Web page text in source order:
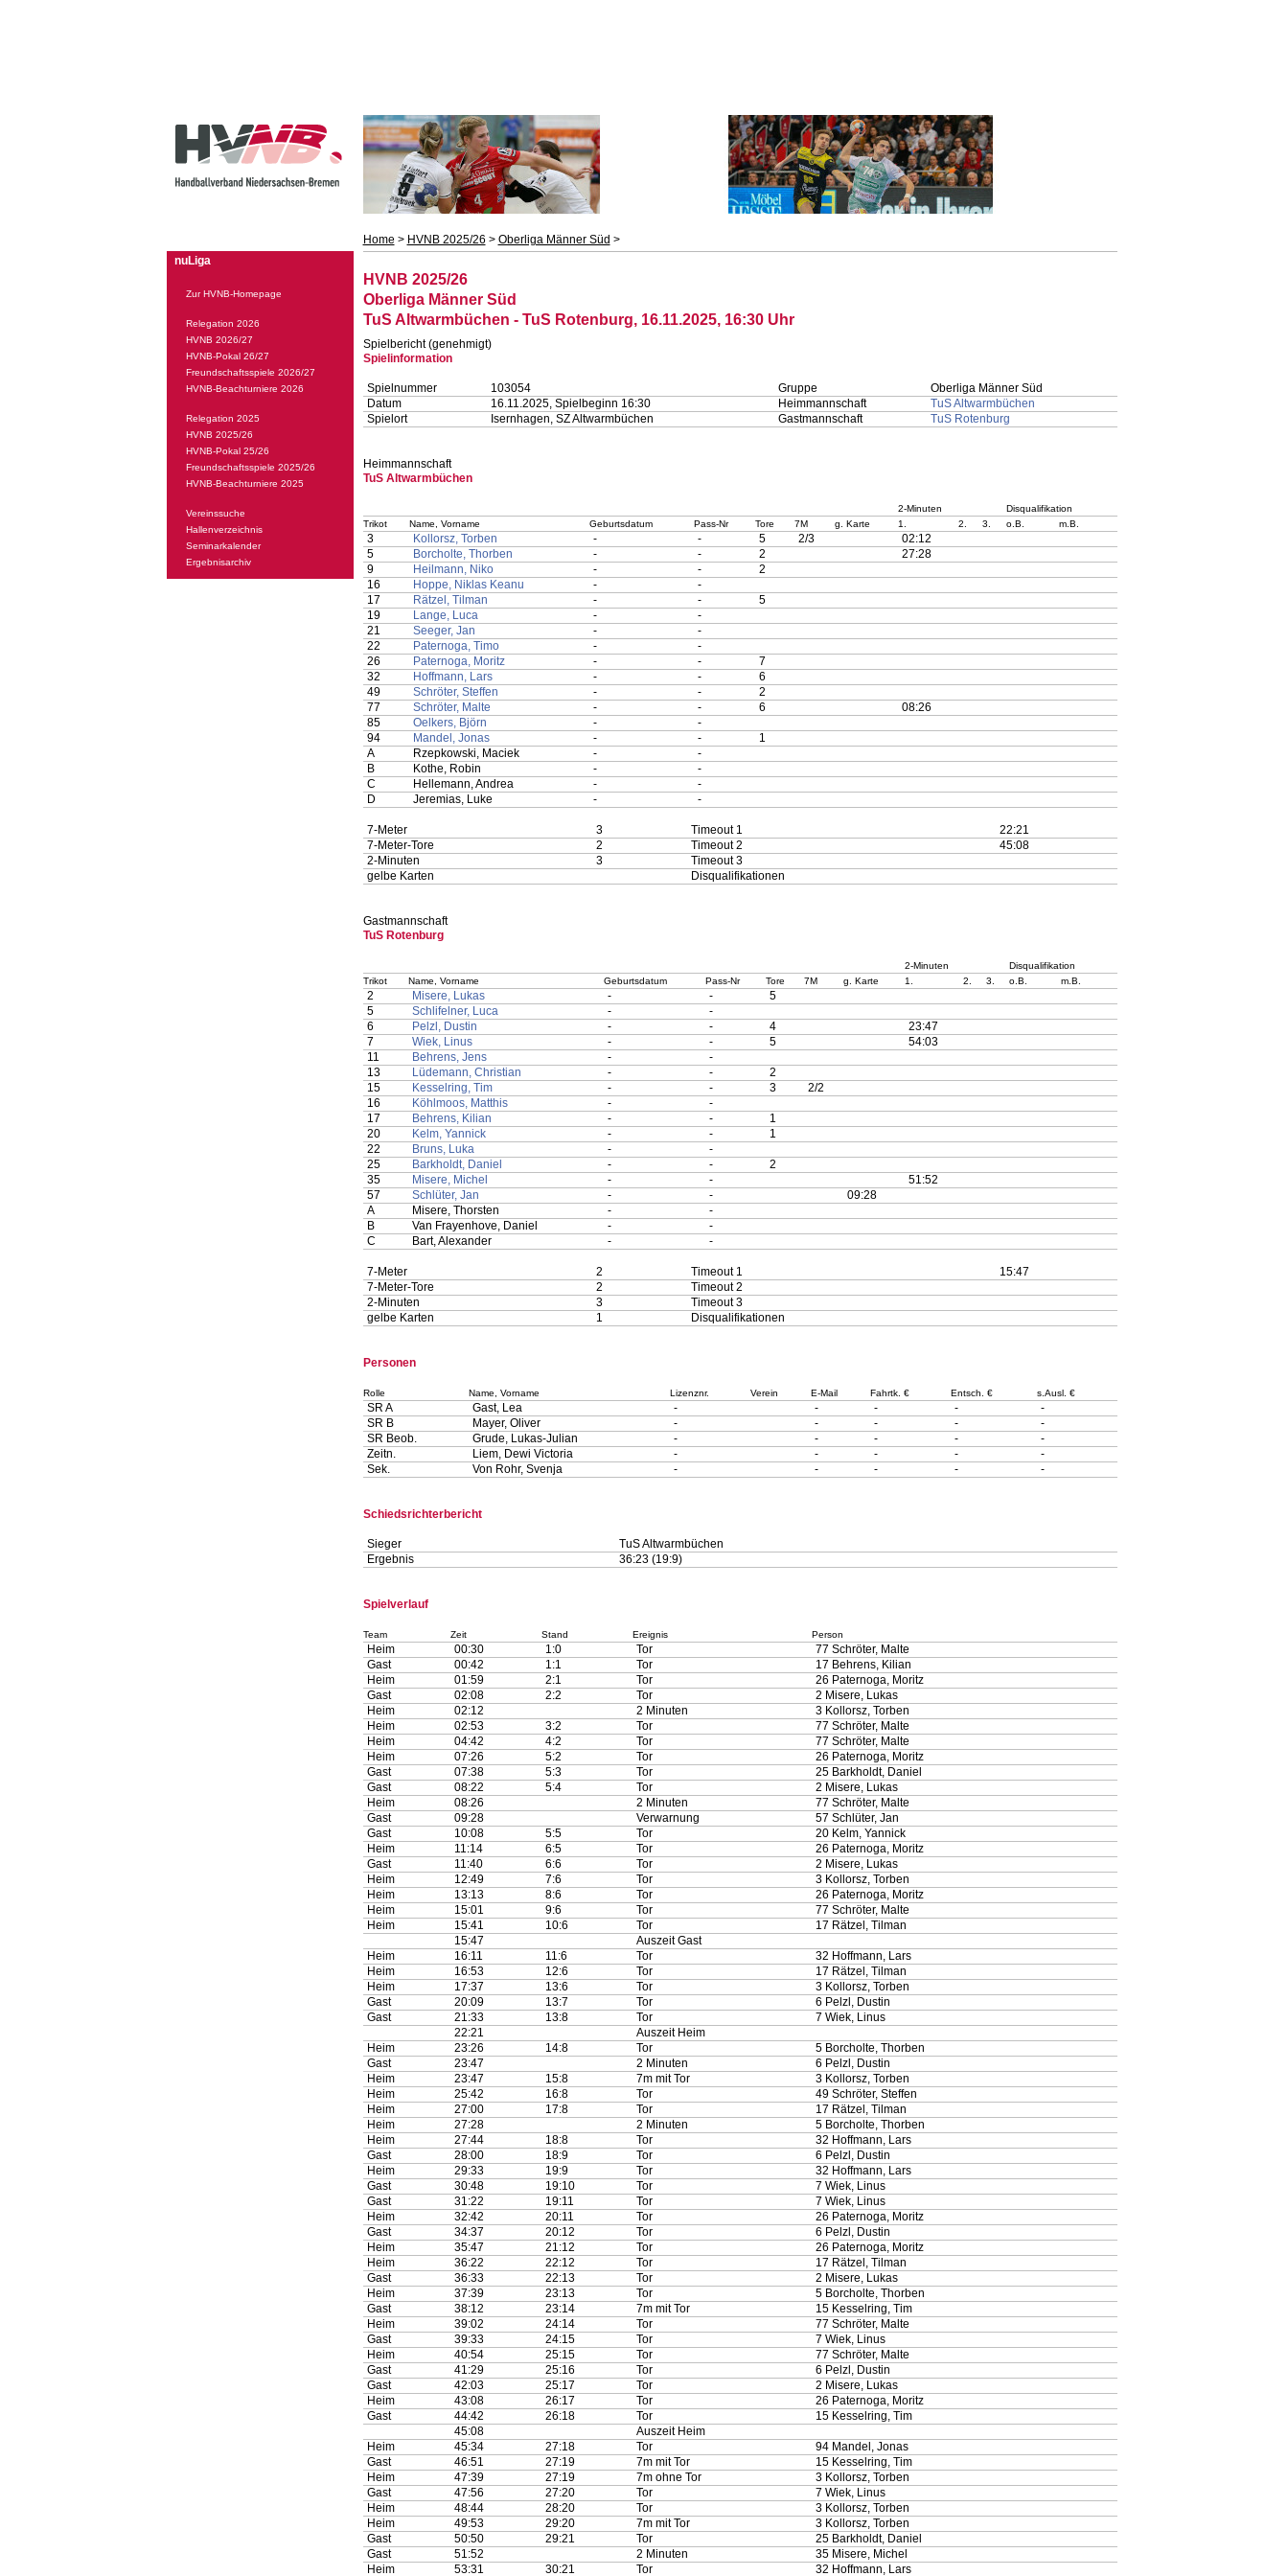
Home > HVNB 2025/26 > Oberliga Männer Süd >
nuLiga
Zur HVNB-Homepage
Relegation 2026
HVNB 2026/27
HVNB-Pokal 26/27
Freundschaftsspiele 2026/27
HVNB-Beachturniere 2026
Relegation 2025
HVNB 2025/26
HVNB-Pokal 25/26
Freundschaftsspiele 2025/26
HVNB-Beachturniere 2025
Vereinssuche
Hallenverzeichnis
Seminarkalender
Ergebnisarchiv
HVNB 2025/26
Oberliga Männer Süd
TuS Altwarmbüchen - TuS Rotenburg, 16.11.2025, 16:30 Uhr
Spielbericht (genehmigt)
Spielinformation
Spielnummer 103054 Gruppe
Oberliga Männer Süd
Datum
16.11.2025, Spielbeginn 16:30 Heimmannschaft
TuS Altwarmbüchen
Spielort
Isernhagen, SZ Altwarmbüchen Gastmannschaft TuS Rotenburg
Heimmannschaft
TuS Altwarmbüchen
2-Minuten
Disqualifikation
Trikot
Name, Vorname Geburtsdatum Pass-Nr Tore 7M g. Karte 1. 2. 3. o.B. m.B.
3 Kollorsz, Torben - - 5 2/3
02:12
5
Borcholte, Thorben - - 2
27:28
9
Heilmann, Niko - -
2
16
Hoppe, Niklas Keanu -
-
17
Rätzel, Tilman - -
5
19
Lange, Luca -
-
21
Seeger, Jan -
-
22
Paternoga, Timo -
-
26
Paternoga, Moritz - -
7
32
Hoffmann, Lars - -
6
49
Schröter, Steffen - -
2
77
Schröter, Malte - - 6
08:26
85
Oelkers, Björn -
-
94
Mandel, Jonas - -
1
A
Rzepkowski, Maciek -
-
B
Kothe, Robin -
-
C
Hellemann, Andrea -
-
D
Jeremias, Luke - -
7-Meter 3 Timeout 1
22:21
7-Meter-Tore
2 Timeout 2
45:08
2-Minuten
3
Timeout 3
gelbe Karten
Disqualifikationen
Gastmannschaft
TuS Rotenburg
2-Minuten
Disqualifikation
Trikot
Name, Vorname Geburtsdatum Pass-Nr Tore 7M g. Karte 1. 2. 3. o.B. m.B.
2 Misere, Lukas - -
5
5
Schlifelner, Luca -
-
6
Pelzl, Dustin - - 4
23:47
7
Wiek, Linus - - 5
54:03
11
Behrens, Jens -
-
13
Lüdemann, Christian - -
2
15
Kesselring, Tim - - 3
2/2
16
Köhlmoos, Matthis -
-
17
Behrens, Kilian - -
1
20
Kelm, Yannick - -
1
22
Bruns, Luka -
-
25
Barkholdt, Daniel - -
2
35
Misere, Michel - -
51:52
57
Schlüter, Jan - -
09:28
A
Misere, Thorsten -
-
B
Van Frayenhove, Daniel -
-
C
Bart, Alexander - -
7-Meter 2 Timeout 1
15:47
7-Meter-Tore
2
Timeout 2
2-Minuten
3
Timeout 3
gelbe Karten
1 Disqualifikationen
Personen
Rolle Name, Vorname Lizenznr. Verein E-Mail Fahrtk. € Entsch. € s.Ausl. €
SR A Gast, Lea - - - -
-
SR B
Mayer, Oliver - - - -
-
SR Beob.
Grude, Lukas-Julian - - - -
-
Zeitn.
Liem, Dewi Victoria - - - -
-
Sek.
Von Rohr, Svenja - - - - -
Schiedsrichterbericht
Sieger
TuS Altwarmbüchen
Ergebnis
36:23 (19:9)
Spielverlauf
Team Zeit Stand Ereignis Person
Heim 00:30 1:0 Tor
77 Schröter, Malte
Gast
00:42 1:1 Tor
17 Behrens, Kilian
Heim
01:59 2:1 Tor
26 Paternoga, Moritz
Gast
02:08 2:2 Tor
2 Misere, Lukas
Heim
02:12 2 Minuten
3 Kollorsz, Torben
Heim
02:53 3:2 Tor
77 Schröter, Malte
Heim
04:42 4:2 Tor
77 Schröter, Malte
Heim
07:26 5:2 Tor
26 Paternoga, Moritz
Gast
07:38 5:3 Tor
25 Barkholdt, Daniel
Gast
08:22 5:4 Tor
2 Misere, Lukas
Heim
08:26 2 Minuten
77 Schröter, Malte
Gast
09:28 Verwarnung
57 Schlüter, Jan
Gast
10:08 5:5 Tor
20 Kelm, Yannick
Heim
11:14 6:5 Tor
26 Paternoga, Moritz
Gast
11:40 6:6 Tor
2 Misere, Lukas
Heim
12:49 7:6 Tor
3 Kollorsz, Torben
Heim
13:13 8:6 Tor
26 Paternoga, Moritz
Heim
15:01 9:6 Tor
77 Schröter, Malte
Heim
15:41 10:6 Tor
17 Rätzel, Tilman
15:47
Auszeit Gast
Heim
16:11 11:6 Tor
32 Hoffmann, Lars
Heim
16:53 12:6 Tor
17 Rätzel, Tilman
Heim
17:37 13:6 Tor
3 Kollorsz, Torben
Gast
20:09 13:7 Tor
6 Pelzl, Dustin
Gast
21:33 13:8 Tor
7 Wiek, Linus
22:21
Auszeit Heim
Heim
23:26 14:8 Tor
5 Borcholte, Thorben
Gast
23:47 2 Minuten
6 Pelzl, Dustin
Heim
23:47 15:8 7m mit Tor
3 Kollorsz, Torben
Heim
25:42 16:8 Tor
49 Schröter, Steffen
Heim
27:00 17:8 Tor
17 Rätzel, Tilman
Heim
27:28 2 Minuten
5 Borcholte, Thorben
Heim
27:44 18:8 Tor
32 Hoffmann, Lars
Gast
28:00 18:9 Tor
6 Pelzl, Dustin
Heim
29:33 19:9 Tor
32 Hoffmann, Lars
Gast
30:48 19:10 Tor
7 Wiek, Linus
Gast
31:22 19:11 Tor
7 Wiek, Linus
Heim
32:42 20:11 Tor
26 Paternoga, Moritz
Gast
34:37 20:12 Tor
6 Pelzl, Dustin
Heim
35:47 21:12 Tor
26 Paternoga, Moritz
Heim
36:22 22:12 Tor
17 Rätzel, Tilman
Gast
36:33 22:13 Tor
2 Misere, Lukas
Heim
37:39 23:13 Tor
5 Borcholte, Thorben
Gast
38:12 23:14 7m mit Tor
15 Kesselring, Tim
Heim
39:02 24:14 Tor
77 Schröter, Malte
Gast
39:33 24:15 Tor
7 Wiek, Linus
Heim
40:54 25:15 Tor
77 Schröter, Malte
Gast
41:29 25:16 Tor
6 Pelzl, Dustin
Gast
42:03 25:17 Tor
2 Misere, Lukas
Heim
43:08 26:17 Tor
26 Paternoga, Moritz
Gast
44:42 26:18 Tor
15 Kesselring, Tim
45:08
Auszeit Heim
Heim
45:34 27:18 Tor
94 Mandel, Jonas
Gast
46:51 27:19 7m mit Tor
15 Kesselring, Tim
Heim
47:39 27:19 7m ohne Tor
3 Kollorsz, Torben
Gast
47:56 27:20 Tor
7 Wiek, Linus
Heim
48:44 28:20 Tor
3 Kollorsz, Torben
Heim
49:53 29:20 7m mit Tor
3 Kollorsz, Torben
Gast
50:50 29:21 Tor
25 Barkholdt, Daniel
Gast
51:52 2 Minuten
35 Misere, Michel
Heim
53:31 30:21 Tor 32 Hoffmann, Lars